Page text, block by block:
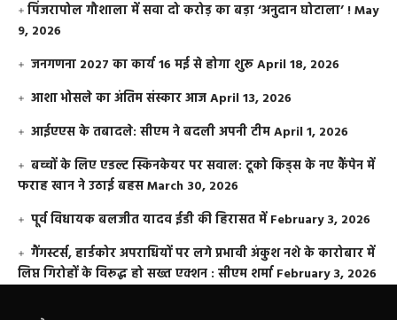
​पिंजरापोल गौशाला में सवा दो करोड़ का बड़ा ‘अनुदान घोटाला’ !May
9, 2026
जनगणना 2027 का कार्य 16 मई से होगा शुरूApril 18, 2026
आशा भोसले का अंतिम संस्कार आजApril 13, 2026
आईएएस के तबादले: सीएम ने बदली अपनी टीमApril 1, 2026
बच्चों के लिए एडल्ट स्किनकेयर पर सवाल: टूको किड्स के नए कैंपेन में
फराह खान ने उठाई बहसMarch 30, 2026
पूर्व विधायक बलजीत यादव ईडी की हिरासत में February 3, 2026
गैंगस्टर्स, हार्डकोर अपराधियों पर लगे प्रभावी अंकुश नशे के कारोबार में
लिप्त गिरोहों के विरूद्ध हो सख्त एक्शन : सीएम शर्मा February 3, 2026